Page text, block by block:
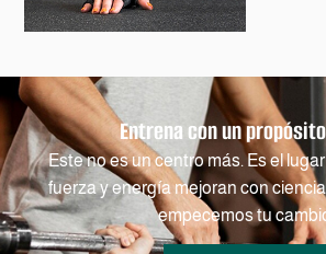
Entrena con un
Este no es un centro más. Es el
fuerza y energía mejoran con
empecemos tu